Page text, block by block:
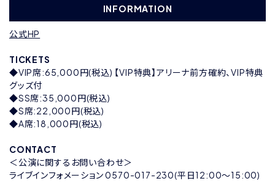
INFORMATION
公式HP
TICKETS
◆VIP席:65,000円(税込) 【VIP特典】アリーナ前方確約、VIP特典
グッズ付
◆SS席:35,000円(税込)
◆S席:22,000円(税込)
◆A席:18,000円(税込)
CONTACT
＜公演に関するお問い合わせ＞
ライブインフォメーション 0570-017-230(平日12:00〜15:00)